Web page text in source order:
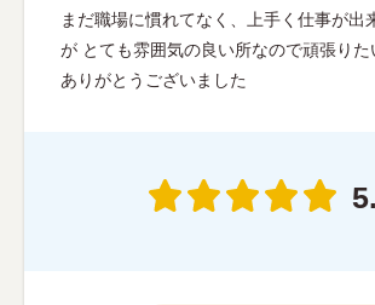
まだ職場に慣れてなく、上手く仕事が出
が とても雰囲気の良い所なので頑張りた
ありがとうございました